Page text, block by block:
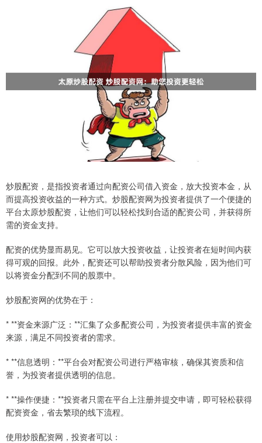
炒股配资，是指投资者通过向配资公司借入资金，放大投资本金，从
而提高投资收益的一种方式。炒股配资网为投资者提供了一个便捷的
平台太原炒股配资，让他们可以轻松找到合适的配资公司，并获得所
需的资金支持。
配资的优势显而易见。它可以放大投资收益，让投资者在短时间内获
得可观的回报。此外，配资还可以帮助投资者分散风险，因为他们可
以将资金分配到不同的股票中。
炒股配资网的优势在于：
* **资金来源广泛：**汇集了众多配资公司，为投资者提供丰富的资金
来源，满足不同投资者的需求。
* **信息透明：**平台会对配资公司进行严格审核，确保其资质和信
誉，为投资者提供透明的信息。
* **操作便捷：**投资者只需在平台上注册并提交申请，即可轻松获得
配资资金，省去繁琐的线下流程。
使用炒股配资网，投资者可以：